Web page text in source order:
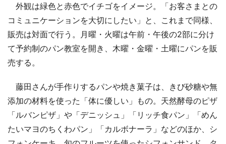
外観は緑色と赤色でイチゴをイメージ。「お客さまとの
コミュニケーションを大切にしたい」と、これまで同様、
販売は対面で行う。月曜・火曜は午前・午後の2部に分け
て予約制のパン教室を開き、木曜・金曜・土曜にパンを販
売する。
藤田さんが手作りするパンや焼き菓子は、きび砂糖や無
添加の材料を使った「体に優しい」もの。天然酵母のピザ
「ルバンピザ」や「デニッシュ」「リッチ食パン」「めん
たいマヨのちくわパン」「カルボナーラ」などのほか、シ